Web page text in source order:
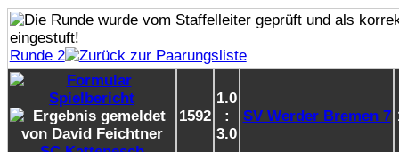
Runde 2
1592
1.0
:
3.0
SV Werder Bremen 7